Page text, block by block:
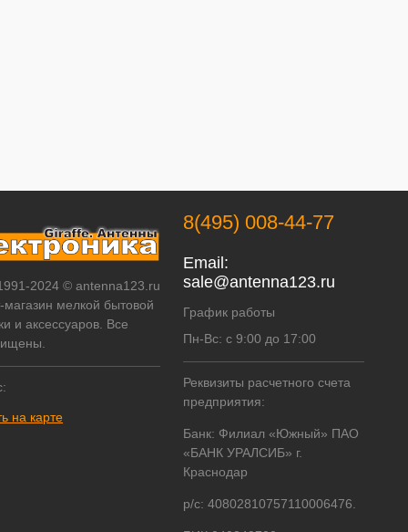
2024 © antenna123.ru
магазин мелкой бытовой
и аксессуаров. Все
на карте
8(495) 008-44-77
Email:
sale@antenna123.ru
График работы
Пн-Вс: с 9:00 до 17:00
Реквизиты расчетного счета
предприятия:
Банк: Филиал «Южный» ПАО
«БАНК УРАЛСИБ» г.
Краснодар
р/с: 40802810757110006476.